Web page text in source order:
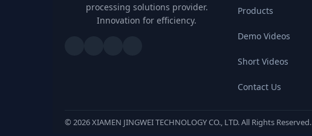
processing solutions provider.
Innovation for efficiency.
Products
Demo Videos
Short Videos
Contact Us
© 2026XIAMEN JINGWEI TECHNOLOGY CO., LTD. All Rights Reserved.